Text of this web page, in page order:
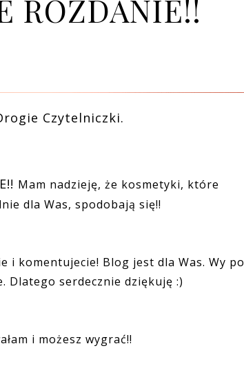
ROZDANIE!!
Czytelniczki.
Mam nadzieję, że kosmetyki, które
dla Was, spodobają się!!
i komentujecie! Blog jest dla Was. Wy po
Dlatego serdecznie dziękuję :)
i możesz wygrać!!